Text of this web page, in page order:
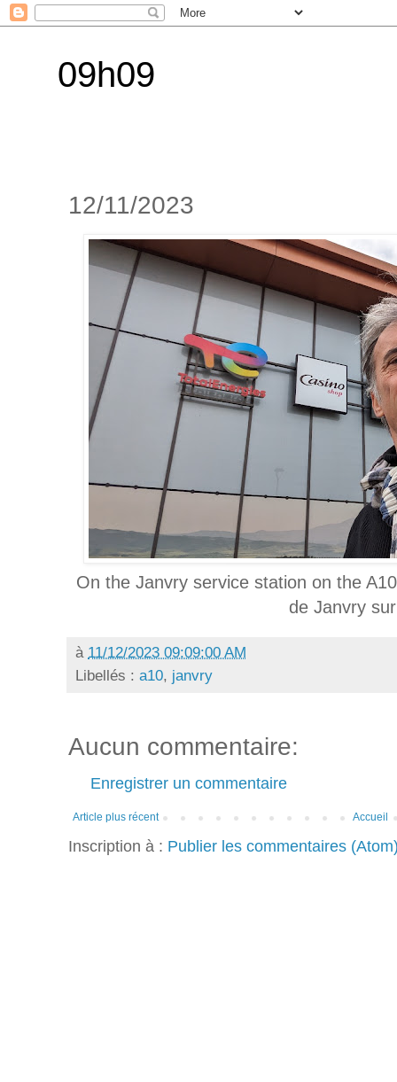
09h09
12/11/2023
On the Janvry service station on the
de Janvry
à 11/12/2023 09:09:00 AM
Libellés : a10, janvry
Aucun commentaire:
Enregistrer un commentaire
Article plus récent Accueil
Inscription à : Publier les commentaires